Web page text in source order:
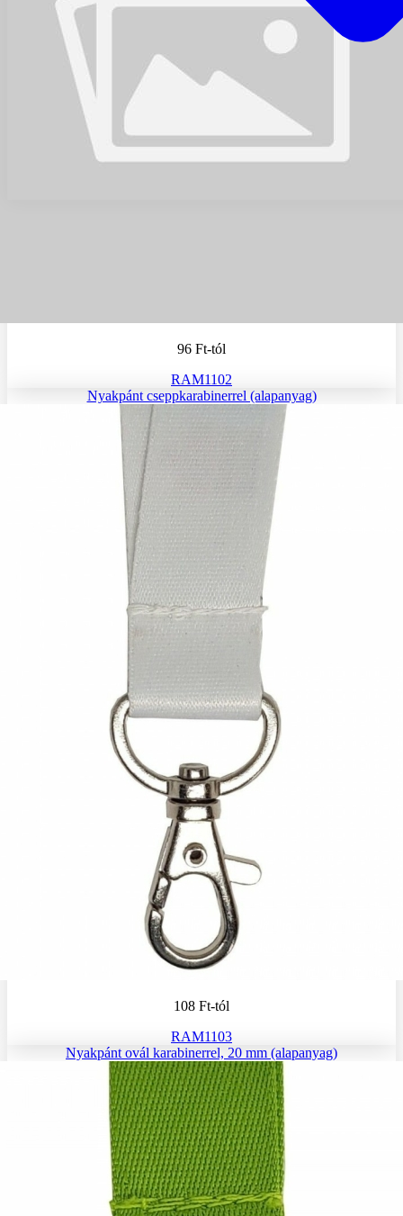
96 Ft-tól
RAM1102
Nyakpánt cseppkarabinerrel (alapanyag)
108 Ft-tól
RAM1103
Nyakpánt ovál karabinerrel, 20 mm (alapanyag)